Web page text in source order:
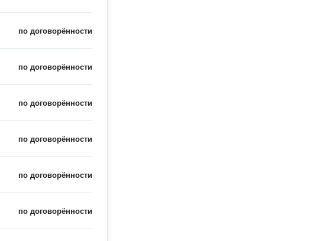
по договорённости
по договорённости
по договорённости
по договорённости
по договорённости
по договорённости